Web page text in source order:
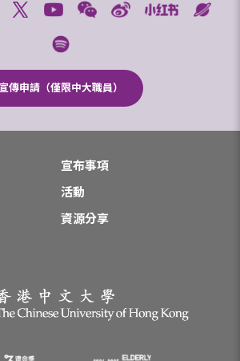
宣傳申請（僅限中大職員）
宣布事項
活動
資源分享